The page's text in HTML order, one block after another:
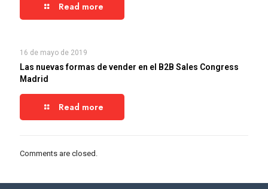
Read more
16 de mayo de 2019
Las nuevas formas de vender en el B2B Sales Congress
Madrid
Read more
Comments are closed.